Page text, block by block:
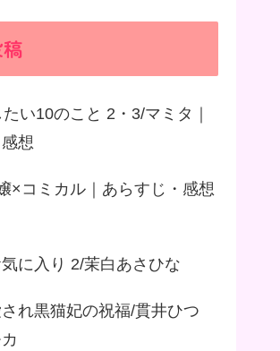
い10のこと 2・3/マミタ｜
想
×コミカル｜あらすじ・感想
に入り 2/茉白あさひな
れ黒猫妃の祝福/貫井ひつ